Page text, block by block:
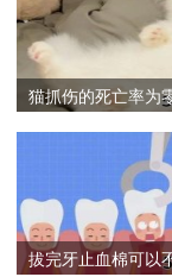
猫抓伤的死亡率为
拔完牙止血棉可以